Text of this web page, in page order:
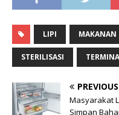
LIPI MAKANAN
STERILISASI
PREVIOUS
Masyarakat
Simpan